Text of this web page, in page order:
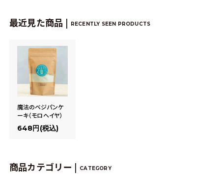
最近見た商品 | RECENTLY SEEN PRODUCTS
魔法のベジパンケ
ーキ（モロヘイヤ）
648円(税込)
商品カテゴリー | CATEGORY